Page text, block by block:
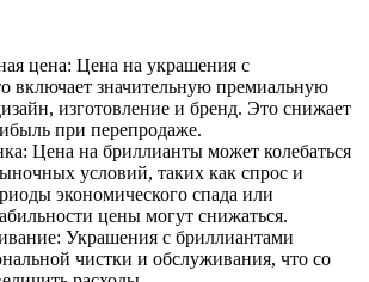
цена: Цена на украшения с
включает значительную премиальную
изготовление и бренд. Это снижает
при перепродаже.
Цена на бриллианты может колебаться
условий, таких как спрос и
экономического спада или
цены могут снижаться.
Украшения с бриллиантами
чистки и обслуживания, что со